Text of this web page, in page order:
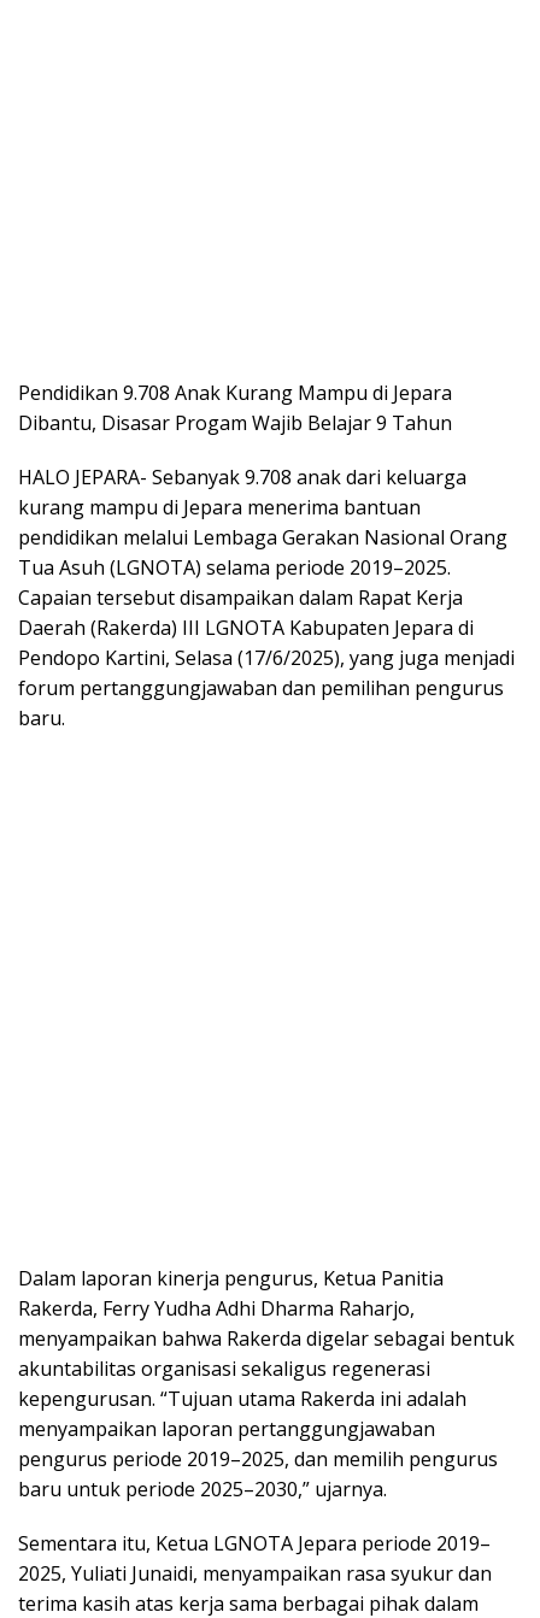
Pendidikan 9.708 Anak Kurang Mampu di Jepara
Dibantu, Disasar Progam Wajib Belajar 9 Tahun
HALO JEPARA- Sebanyak 9.708 anak dari keluarga
kurang mampu di Jepara menerima bantuan
pendidikan melalui Lembaga Gerakan Nasional Orang
Tua Asuh (LGNOTA) selama periode 2019–2025.
Capaian tersebut disampaikan dalam Rapat Kerja
Daerah (Rakerda) III LGNOTA Kabupaten Jepara di
Pendopo Kartini, Selasa (17/6/2025), yang juga menjadi
forum pertanggungjawaban dan pemilihan pengurus
baru.
Dalam laporan kinerja pengurus, Ketua Panitia
Rakerda, Ferry Yudha Adhi Dharma Raharjo,
menyampaikan bahwa Rakerda digelar sebagai bentuk
akuntabilitas organisasi sekaligus regenerasi
kepengurusan. “Tujuan utama Rakerda ini adalah
menyampaikan laporan pertanggungjawaban
pengurus periode 2019–2025, dan memilih pengurus
baru untuk periode 2025–2030,” ujarnya.
Sementara itu, Ketua LGNOTA Jepara periode 2019–
2025, Yuliati Junaidi, menyampaikan rasa syukur dan
terima kasih atas kerja sama berbagai pihak dalam